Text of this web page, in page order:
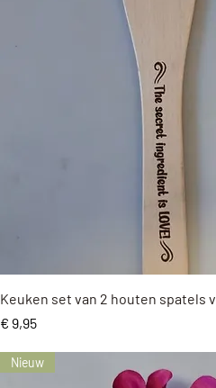
Snel
Keuken set van 2 houten spatels
Prijs
€ 9,95
Nieuw